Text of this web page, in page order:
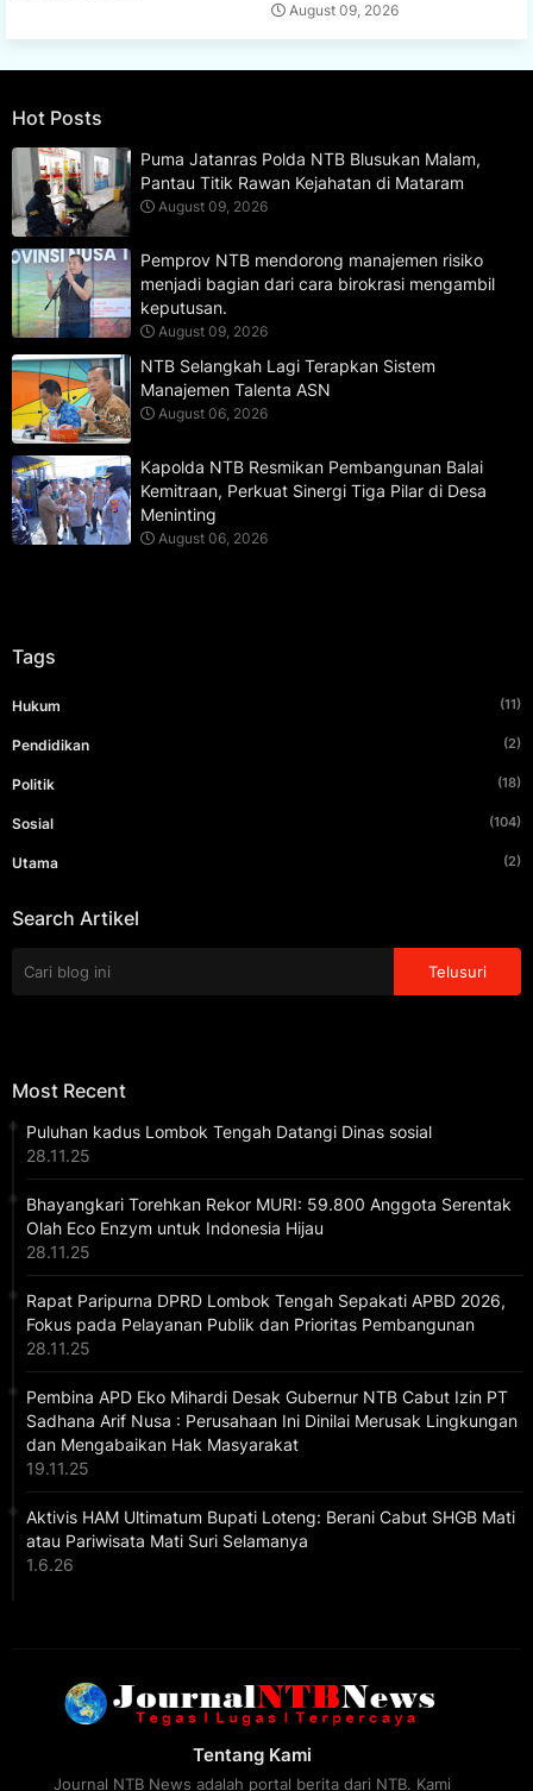
August 09, 2026
Hot Posts
Puma Jatanras Polda NTB Blusukan Malam,
Pantau Titik Rawan Kejahatan di Mataram
August 09, 2026
Pemprov NTB mendorong manajemen risiko
menjadi bagian dari cara birokrasi mengambil
keputusan.
August 09, 2026
NTB Selangkah Lagi Terapkan Sistem
Manajemen Talenta ASN
August 06, 2026
Kapolda NTB Resmikan Pembangunan Balai
Kemitraan, Perkuat Sinergi Tiga Pilar di Desa
Meninting
August 06, 2026
Tags
Hukum (11)
Pendidikan (2)
Politik (18)
Sosial (104)
Utama (2)
Search Artikel
Most Recent
Puluhan kadus Lombok Tengah Datangi Dinas sosial
28.11.25
Bhayangkari Torehkan Rekor MURI: 59.800 Anggota Serentak
Olah Eco Enzym untuk Indonesia Hijau
28.11.25
Rapat Paripurna DPRD Lombok Tengah Sepakati APBD 2026,
Fokus pada Pelayanan Publik dan Prioritas Pembangunan
28.11.25
Pembina APD Eko Mihardi Desak Gubernur NTB Cabut Izin PT
Sadhana Arif Nusa : Perusahaan Ini Dinilai Merusak Lingkungan
dan Mengabaikan Hak Masyarakat
19.11.25
Aktivis HAM Ultimatum Bupati Loteng: Berani Cabut SHGB Mati
atau Pariwisata Mati Suri Selamanya
1.6.26
Tentang Kami
Journal NTB News adalah portal berita dari NTB. Kami